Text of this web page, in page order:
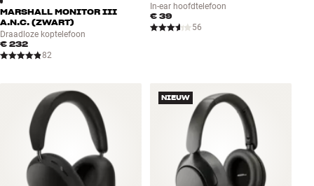
MARSHALL MONITOR III
A.N.C. (ZWART)
Draadloze koptelefoon
€ 232
82
In-ear hoofdtelefoon
€ 39
56
NIEUW